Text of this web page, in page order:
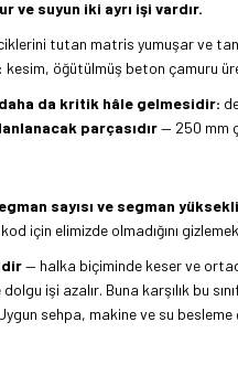
ve suyun iki ayrı işi vardır.
tutan matris yumuşar ve
: kesim, öğütülmüş beton çamuru
da kritik hâle gelmesidir:
parçasıdır— 250 mm
sayısı ve segman
için elimizde olmadığını
— halka biçiminde keser ve
işi azalır. Buna karşılık bu
sehpa, makine ve su besleme